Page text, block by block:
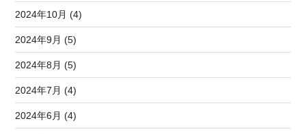
2024年10月 (4)
2024年9月 (5)
2024年8月 (5)
2024年7月 (4)
2024年6月 (4)